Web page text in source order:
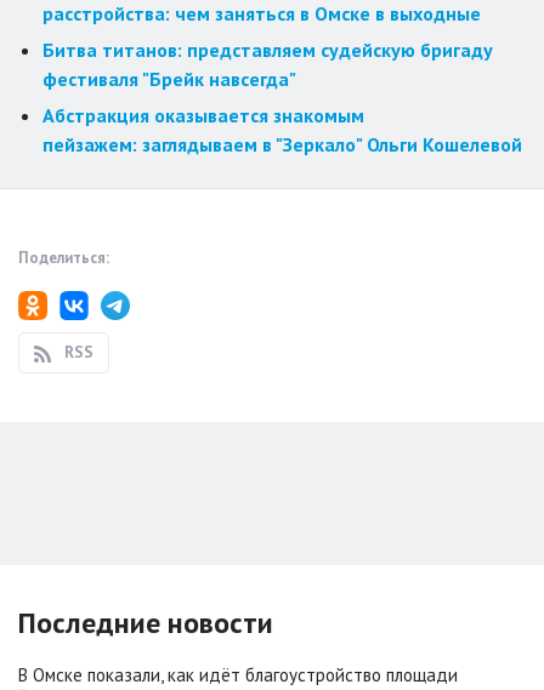
расстройства: чем заняться в Омске в выходные
Битва титанов: представляем судейскую бригаду
фестиваля "Брейк навсегда"
Абстракция оказывается знакомым
пейзажем: заглядываем в "Зеркало" Ольги Кошелевой
Поделиться:
RSS
Последние новости
В Омске показали, как идёт благоустройство площади